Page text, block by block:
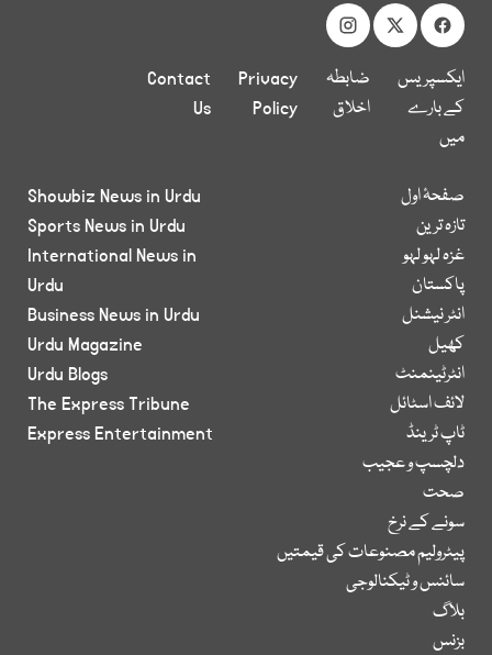
ایکسپریس
کے بارے
میں
ضابطہ
اخلاق
Privacy
Policy
Contact
Us
صفحۂ اول
تازہ ترین
غزہ لہو لہو
پاکستان
انٹر نیشنل
کھیل
انٹرٹینمنٹ
لائف اسٹائل
ٹاپ ٹرینڈ
دلچسپ و عجیب
صحت
سونے کے نرخ
پیٹرولیم مصنوعات کی قیمتیں
سائنس و ٹیکنالوجی
بلاگ
بزنس
Showbiz News in Urdu
Sports News in Urdu
International News in
Urdu
Business News in Urdu
Urdu Magazine
Urdu Blogs
The Express Tribune
Express Entertainment